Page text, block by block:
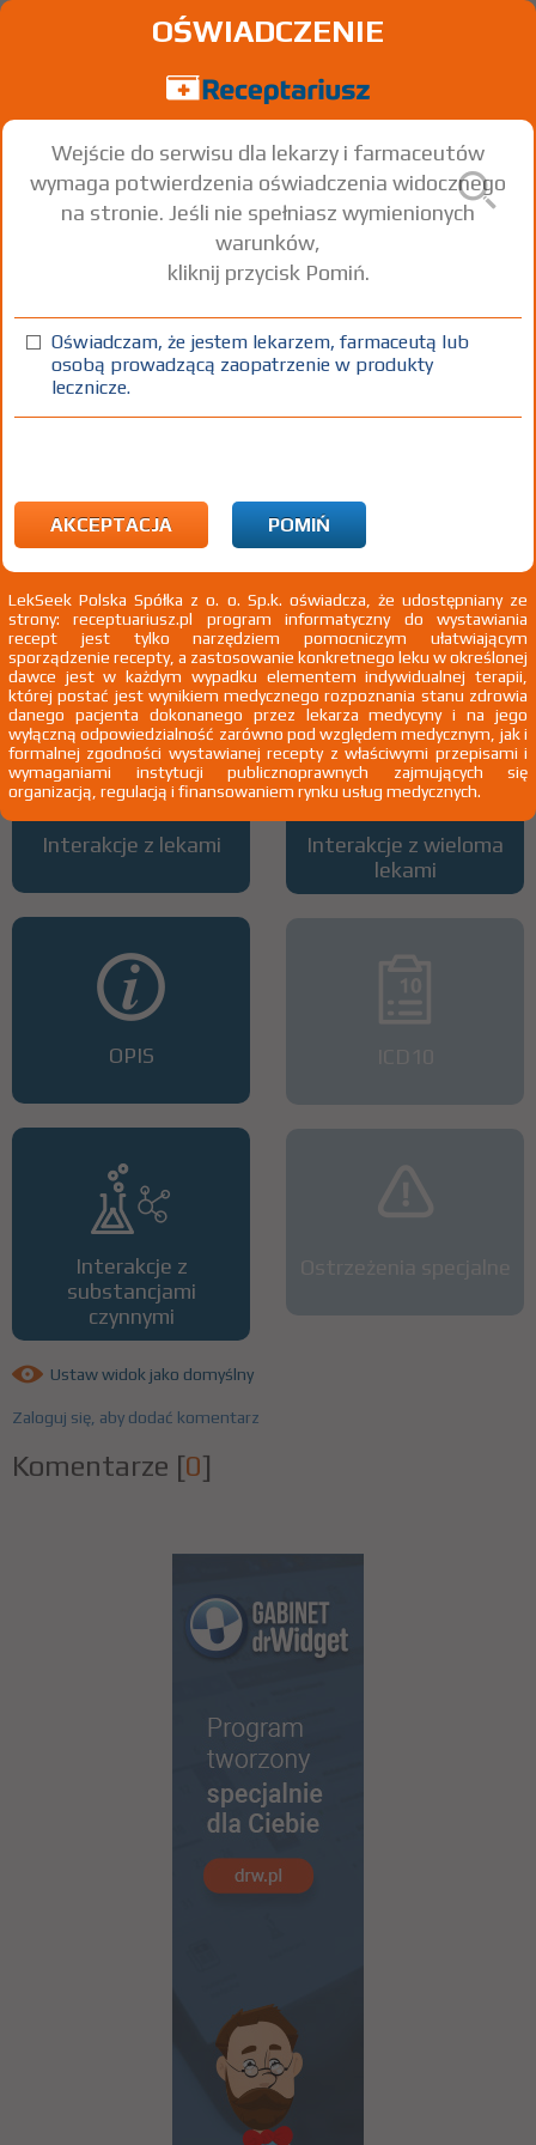
Doppelherz aktiv Na stawy
COMPLEX
kaps.
Wszystkie dawki leku
Interakcje z lekami
OPIS
Interakcje z
substancjami
czynnymi
ATC
Interakcje z wieloma
lekami
Ustaw widok jako domyślny
Zaloguj się, aby dodać komentarz
Komentarze [0]
OŚWIADCZENIE
Wejście do serwisu dla lekarzy i farmaceutów
wymaga potwierdzenia oświadczenia widocznego
na stronie. Jeśli nie spełniasz wymienionych
warunków,
kliknij przycisk Pomiń.
Oświadczam, że jestem lekarzem, farmaceutą lub
osobą prowadzącą zaopatrzenie w produkty
lecznicze.
AKCEPTACJA POMIŃ
LekSeek Polska Spółka z o. o. Sp.k. oświadcza, że udostępniany ze
strony: receptuariusz.pl program informatyczny do wystawiania
recept jest tylko narzędziem pomocniczym ułatwiającym
sporządzenie recepty, a zastosowanie konkretnego leku w określonej
dawce jest w każdym wypadku elementem indywidualnej terapii,
której postać jest wynikiem medycznego rozpoznania stanu zdrowia
danego pacjenta dokonanego przez lekarza medycyny i na jego
wyłączną odpowiedzialność zarówno pod względem medycznym, jak i
formalnej zgodności wystawianej recepty z właściwymi przepisami i
wymaganiami instytucji publicznoprawnych zajmujących się
organizacją, regulacją i finansowaniem rynku usług medycznych.